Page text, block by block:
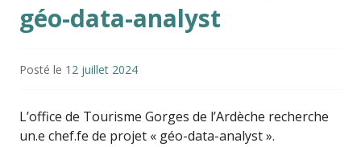
géo-data-analyst
Posté le 12 juillet 2024
L’office de Tourisme Gorges de l’Ardèche recherche
un.e chef.fe de projet « géo-data-analyst ».